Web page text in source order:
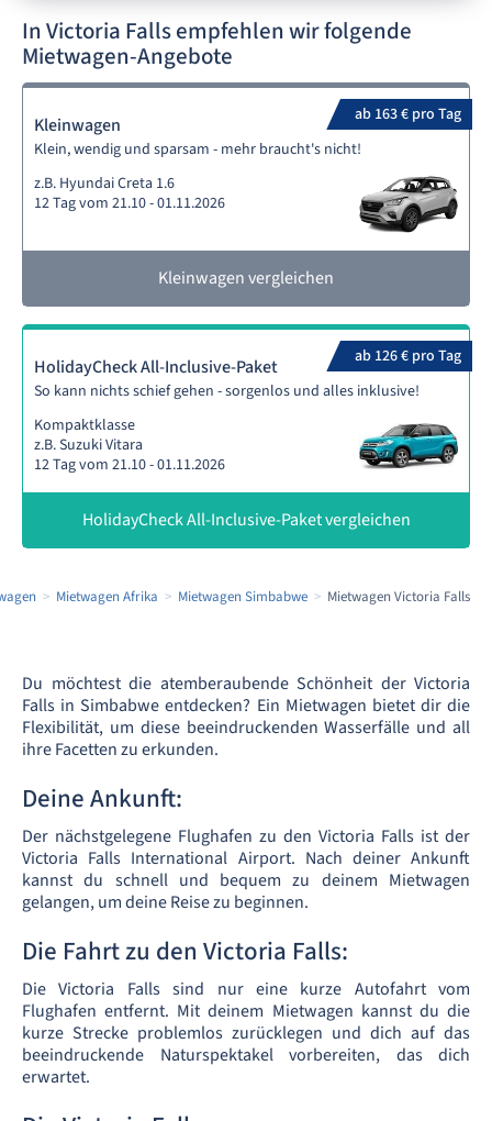
In Victoria Falls empfehlen wir folgende
Mietwagen-Angebote
ab 163 € pro Tag
Kleinwagen
Klein, wendig und sparsam - mehr braucht's nicht!
z.B. Hyundai Creta 1.6
12 Tag vom 21.10 - 01.11.2026
Kleinwagen vergleichen
ab 126 € pro Tag
HolidayCheck All-Inclusive-Paket
So kann nichts schief gehen - sorgenlos und alles inklusive!
Kompaktklasse
z.B. Suzuki Vitara
12 Tag vom 21.10 - 01.11.2026
HolidayCheck All-Inclusive-Paket vergleichen
Mietwagen Afrika Mietwagen Simbabwe Mietwagen Victoria Falls
Du möchtest die atemberaubende Schönheit der Victoria
Falls in Simbabwe entdecken? Ein Mietwagen bietet dir die
Flexibilität, um diese beeindruckenden Wasserfälle und all
ihre Facetten zu erkunden.
Deine Ankunft:
Der nächstgelegene Flughafen zu den Victoria Falls ist der
Victoria Falls International Airport. Nach deiner Ankunft
kannst du schnell und bequem zu deinem Mietwagen
gelangen, um deine Reise zu beginnen.
Die Fahrt zu den Victoria Falls:
Die Victoria Falls sind nur eine kurze Autofahrt vom
Flughafen entfernt. Mit deinem Mietwagen kannst du die
kurze Strecke problemlos zurücklegen und dich auf das
beeindruckende Naturspektakel vorbereiten, das dich
erwartet.